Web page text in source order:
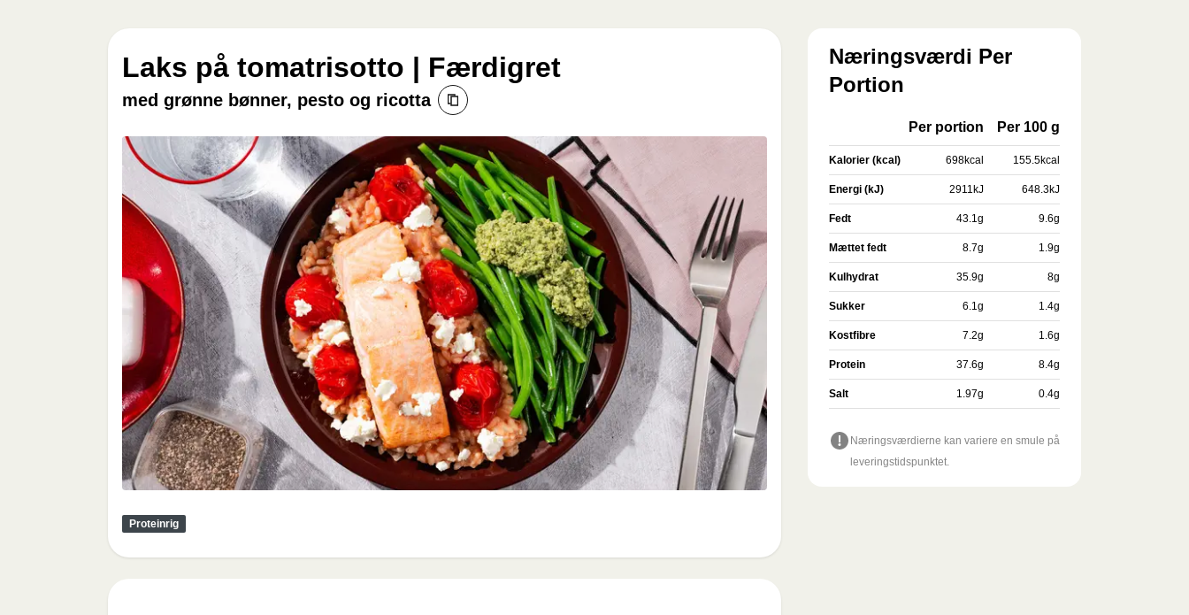
Laks på tomatrisotto | Færdigret
med grønne bønner, pesto og ricotta
Proteinrig
Næringsværdi Per
Portion
Per portion Per 100 g
Kalorier (kcal) 698kcal 155.5kcal
Energi (kJ) 2911kJ 648.3kJ
Fedt 43.1g 9.6g
Mættet fedt 8.7g 1.9g
Kulhydrat 35.9g 8g
Sukker 6.1g 1.4g
Kostfibre 7.2g 1.6g
Protein 37.6g 8.4g
Salt 1.97g 0.4g
Næringsværdierne kan variere en smule på
leveringstidspunktet.